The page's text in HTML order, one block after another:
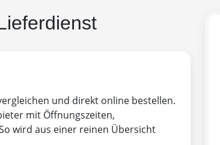
und direkt online bestellen.
mit Öffnungszeiten,
wird aus einer reinen Übersicht